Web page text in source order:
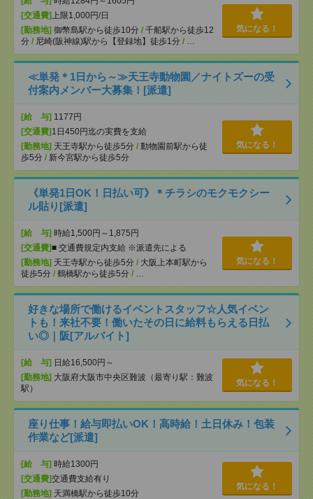
[交通費] 上限1,000円/日
[勤務地] 御幣島駅から徒歩10分 / 千船駅から徒歩12
分 / 尼崎(阪神線)駅から【登録地】徒歩1分 / …
気になる！
≪単発＊1日から～≫天王寺動物園／ナイトズーの受
付案内メンバー大募集！[派遣]
[給 与] 1177円
[交通費] 1日450円迄の実費を支給
[勤務地] 天王寺駅から徒歩5分 / 動物園前駅から徒
歩5分 / 新今宮駅から徒歩5分
気になる！
《単発1日OK！日払い可》＊チラシのモクモクシー
ル貼り[派遣]
[給 与] 時給1,500円～1,875円
[交通費]■ 交通費規定内支給 ※派遣先による
[勤務地] 天王寺駅から徒歩5分 / 大阪上本町駅から
徒歩5分 / 鶴橋駅から徒歩5分 / …
気になる！
好きな場所で働けるイベントスタッフ☆人気イベン
トも！来社不要！働いたその日に給料もらえる日払
い◎｜阪[アルバイト]
[給 与] 日給16,500円～
[勤務地] 大阪府大阪市中央区難波（最寄り駅：難波
駅）
気になる！
座り仕事！給与即払いOK！高時給！土日休み！包装
作業など[派遣]
[給 与] 時給1300円
[交通費]交通費支給有り
[勤務地] 天満橋駅から徒歩10分
気になる！